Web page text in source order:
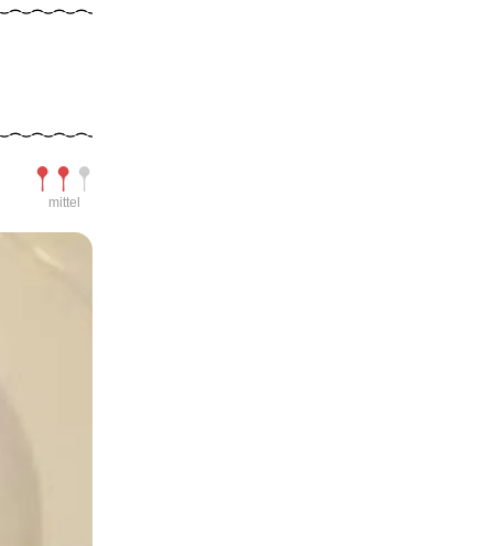
Schwierigkeit
mittel